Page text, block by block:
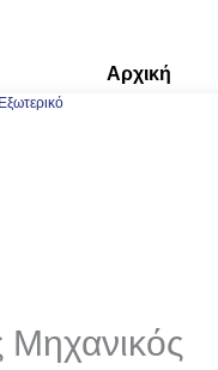
Αρχική
Μηχανικός